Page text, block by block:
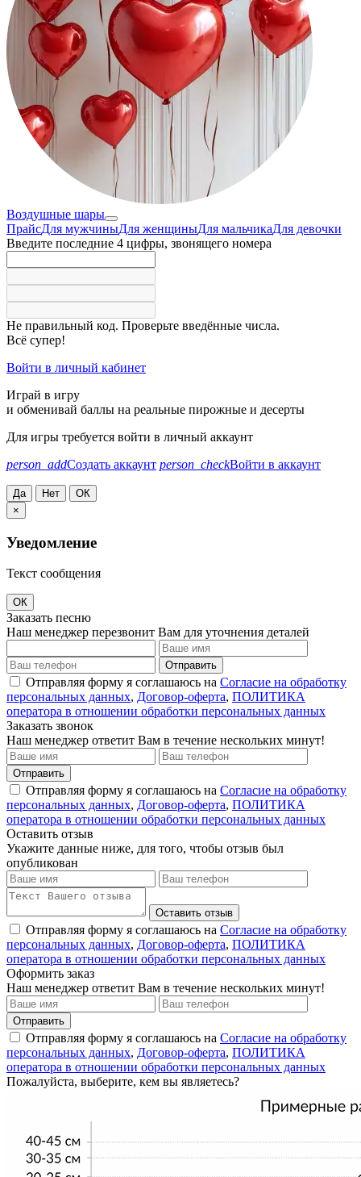
Воздушные шары
ПрайсДля мужчиныДля женщиныДля мальчикаДля девочки
Введите последние 4 цифры, звонящего номера
Не правильный код. Проверьте введённые числа.
Всё супер!
Войти в личный кабинет
Играй в игру
и обменивай баллы на реальные пирожные и десерты
Для игры требуется войти в личный аккаунт
person_addСоздать аккаунт person_checkВойти в аккаунт
Да Нет
ОК
×
Уведомление
Текст сообщения
ОК
Заказать песню
Наш менеджер перезвонит Вам для уточнения деталей
Отправить
Отправляя форму я соглашаюсь на Согласие на обработку
персональных данных, Договор-оферта, ПОЛИТИКА
оператора в отношении обработки персональных данных
Заказать звонок
Наш менеджер ответит Вам в течение нескольких минут!
Отправить
Отправляя форму я соглашаюсь на Согласие на обработку
персональных данных, Договор-оферта, ПОЛИТИКА
оператора в отношении обработки персональных данных
Оставить отзыв
Укажите данные ниже, для того, чтобы отзыв был
опубликован
Оставить отзыв
Отправляя форму я соглашаюсь на Согласие на обработку
персональных данных, Договор-оферта, ПОЛИТИКА
оператора в отношении обработки персональных данных
Оформить заказ
Наш менеджер ответит Вам в течение нескольких минут!
Отправить
Отправляя форму я соглашаюсь на Согласие на обработку
персональных данных, Договор-оферта, ПОЛИТИКА
оператора в отношении обработки персональных данных
Пожалуйста, выберите, кем вы являетесь?